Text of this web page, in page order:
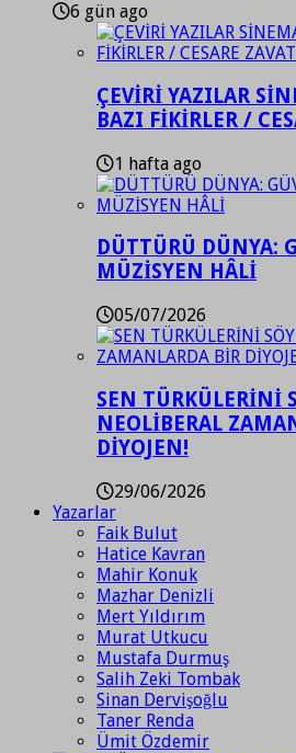
6 gün ago
ÇEVİRİ YAZILAR
BAZI FİKİRLER /
1 hafta ago
DÜTTÜRÜ DÜNYA:
MÜZİSYEN HÂLİ
05/07/2026
SEN TÜRKÜLERİNİ
NEOLİBERAL
DİYOJEN!
29/06/2026
Yazarlar
Faik Bulut
Hatice Kavran
Mahir Konuk
Mazhar Denizli
Mert Yıldırım
Murat Utkucu
Mustafa Durmuş
Salih Zeki Tombak
Sinan Dervişoğlu
Taner Renda
Ümit Özdemir